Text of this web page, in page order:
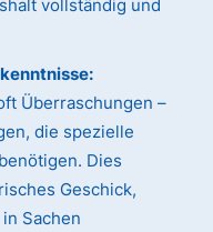
vollständig und
Überraschungen –
die spezielle
Dies
Geschick,
Sachen